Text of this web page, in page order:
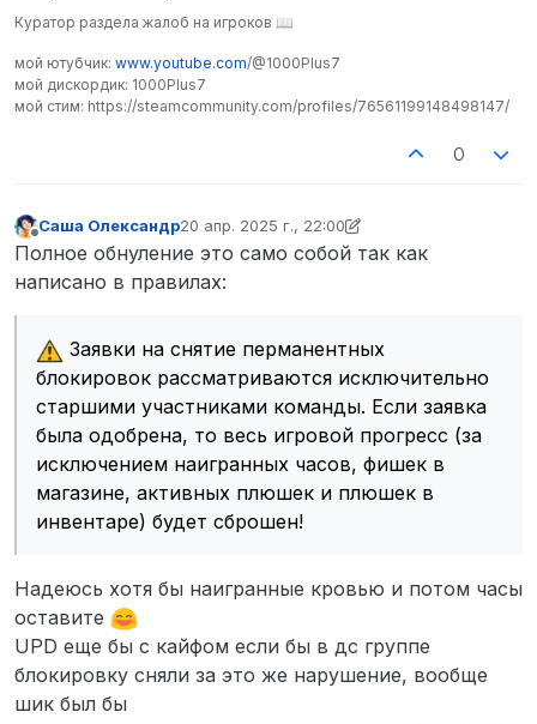
Куратор раздела жалоб на игроков 📖
мой ютубчик: www.youtube.com/@1000Plus7
мой дискордик: 1000Plus7
мой стим: https://steamcommunity.com/profiles/76561199148498147/
0
Не в сети
Саша Олександр20 апр. 2025 г., 22:00
отредактировано Саша Олександр
Полное обнуление это само собой так как
написано в правилах:
Заявки на снятие перманентных
блокировок рассматриваются исключительно
старшими участниками команды. Если заявка
была одобрена, то весь игровой прогресс (за
исключением наигранных часов, фишек в
магазине, активных плюшек и плюшек в
инвентаре) будет сброшен!
Надеюсь хотя бы наигранные кровью и потом часы
оставите
UPD еще бы с кайфом если бы в дс группе
блокировку сняли за это же нарушение, вообще
шик был бы